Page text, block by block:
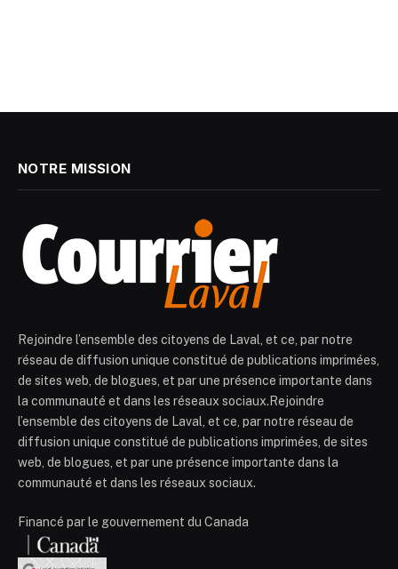
NOTRE MISSION
Rejoindre l’ensemble des citoyens de Laval, et ce, par notre
réseau de diffusion unique constitué de publications imprimées,
de sites web, de blogues, et par une présence importante dans
la communauté et dans les réseaux sociaux.Rejoindre
l’ensemble des citoyens de Laval, et ce, par notre réseau de
diffusion unique constitué de publications imprimées, de sites
web, de blogues, et par une présence importante dans la
communauté et dans les réseaux sociaux.
Financé par le gouvernement du Canada